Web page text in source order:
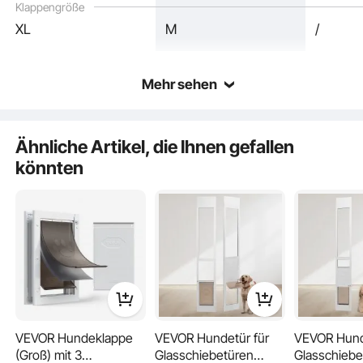
Austauschbare Klappe
Klappengröße
XL M /
Mehr sehen
Ähnliche Artikel, die Ihnen gefallen
könnten
VEVOR Hundeklappe
(Groß) mit 3
VEVOR Hundetür für
Glasschiebetüren
VEVOR